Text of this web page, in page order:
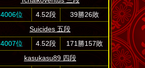
4006位
4.52段
39勝26敗
Suicides 五段
4007位
4.52段
171勝157敗
kasukasu89 四段